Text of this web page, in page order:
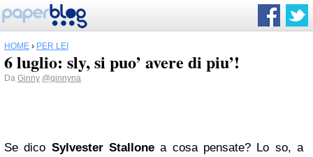
HOME › PER LEI
6 luglio: sly, si puo’ avere di piu’!
Da Ginny @ginnyna
Se dico Sylvester Stallone a cosa pensate? Lo so, a